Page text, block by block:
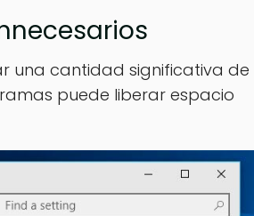
una cantidad significativa de
puede liberar espacio